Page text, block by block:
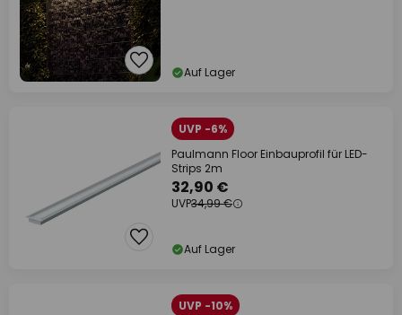
Auf Lager
UVP -6%
Paulmann Floor Einbauprofil für LED-
Strips 2m
32,90 €
UVP34,99 €
Auf Lager
UVP -10%